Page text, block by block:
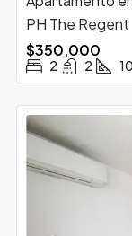
PH The Regent
$350,000
2 2